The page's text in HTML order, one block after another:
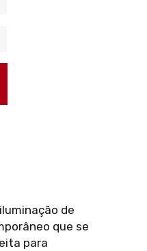
de
que se
para